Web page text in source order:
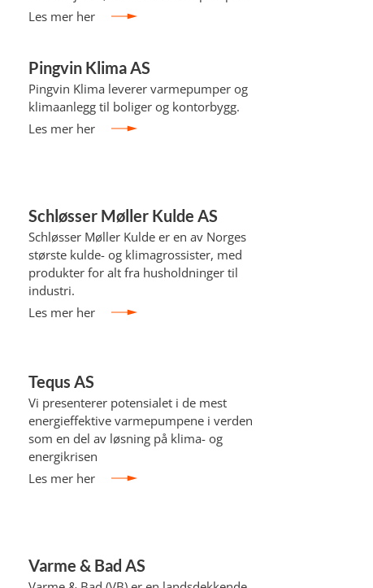
Les mer her
Pingvin Klima AS
Pingvin Klima leverer varmepumper og
klimaanlegg til boliger og kontorbygg.
Les mer her
Schløsser Møller Kulde AS
Schløsser Møller Kulde er en av Norges
største kulde- og klimagrossister, med
produkter for alt fra husholdninger til
industri.
Les mer her
Tequs AS
Vi presenterer potensialet i de mest
energieffektive varmepumpene i verden
som en del av løsning på klima- og
energikrisen
Les mer her
Varme & Bad AS